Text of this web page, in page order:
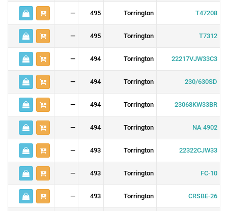
T47208
Torrington
495
—
T7312
Torrington
495
—
22217VJW33C3
Torrington
494
—
230/630SD
Torrington
494
—
23068KW33BR
Torrington
494
—
NA 4902
Torrington
494
—
22322CJW33
Torrington
493
—
FC-10
Torrington
493
—
CRSBE-26
Torrington
493
—